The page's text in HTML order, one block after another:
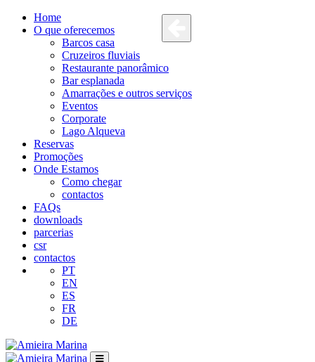
Home
O que oferecemos
Barcos casa
Cruzeiros fluviais
Restaurante panorâmico
Bar esplanada
Amarrações e outros serviços
Eventos
Corporate
Lago Alqueva
Reservas
Promoções
Onde Estamos
Como chegar
contactos
FAQs
downloads
parcerias
csr
contactos
PT
EN
ES
FR
DE